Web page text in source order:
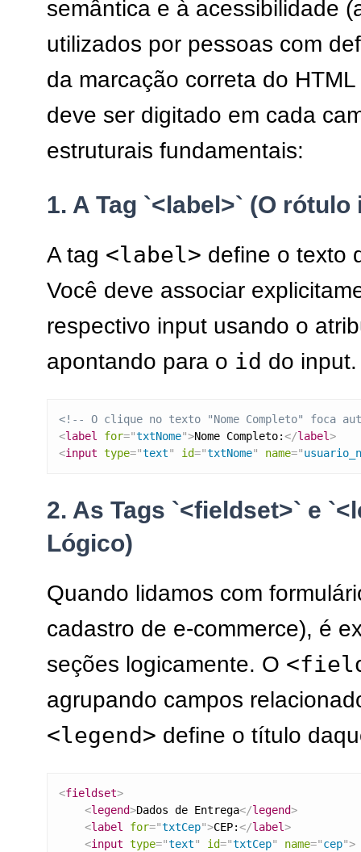
semântica e à acessibilidade
utilizados por pessoas com
da marcação correta do
deve ser digitado em cada
estruturais fundamentais:
1. A Tag `<label>` (O
A tag <label> define o texto
Você deve associar
respectivo input usando o
apontando para o id do input.
<!-- O clique no texto "Nome Completo" foca
<label for="txtNome">Nome Completo:</label>
<input type="text" id="txtNome" name="
2. As Tags `<fieldset>` e
Lógico)
Quando lidamos com
cadastro de e-commerce), é
seções logicamente. O
agrupando campos
<legend> define o título
<fieldset>
<legend>Dados de Entrega</legend>
<label for="txtCep">CEP:</label>
<input type="text" id="txtCep" name="cep">